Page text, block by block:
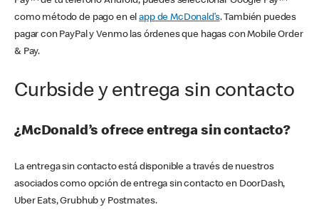
como método de pago en elapp de McDonald’s. También puedes
pagar con PayPal y Venmo las órdenes que hagas con Mobile Order
& Pay.
Curbside y entrega sin contacto
¿McDonald’s ofrece entrega sin contacto?
La entrega sin contacto está disponible a través de nuestros
asociados como opción de entrega sin contacto en DoorDash,
Uber Eats, Grubhub y Postmates.